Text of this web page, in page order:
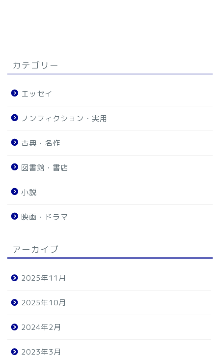
カテゴリー
エッセイ
ノンフィクション・実用
古典・名作
図書館・書店
小説
映画・ドラマ
アーカイブ
2025年11月
2025年10月
2024年2月
2023年3月